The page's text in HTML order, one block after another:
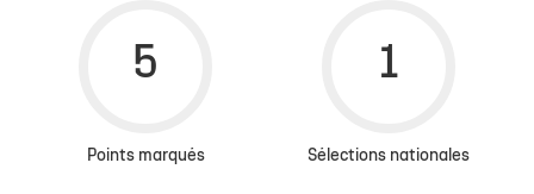
Points marqués Sélections nationales